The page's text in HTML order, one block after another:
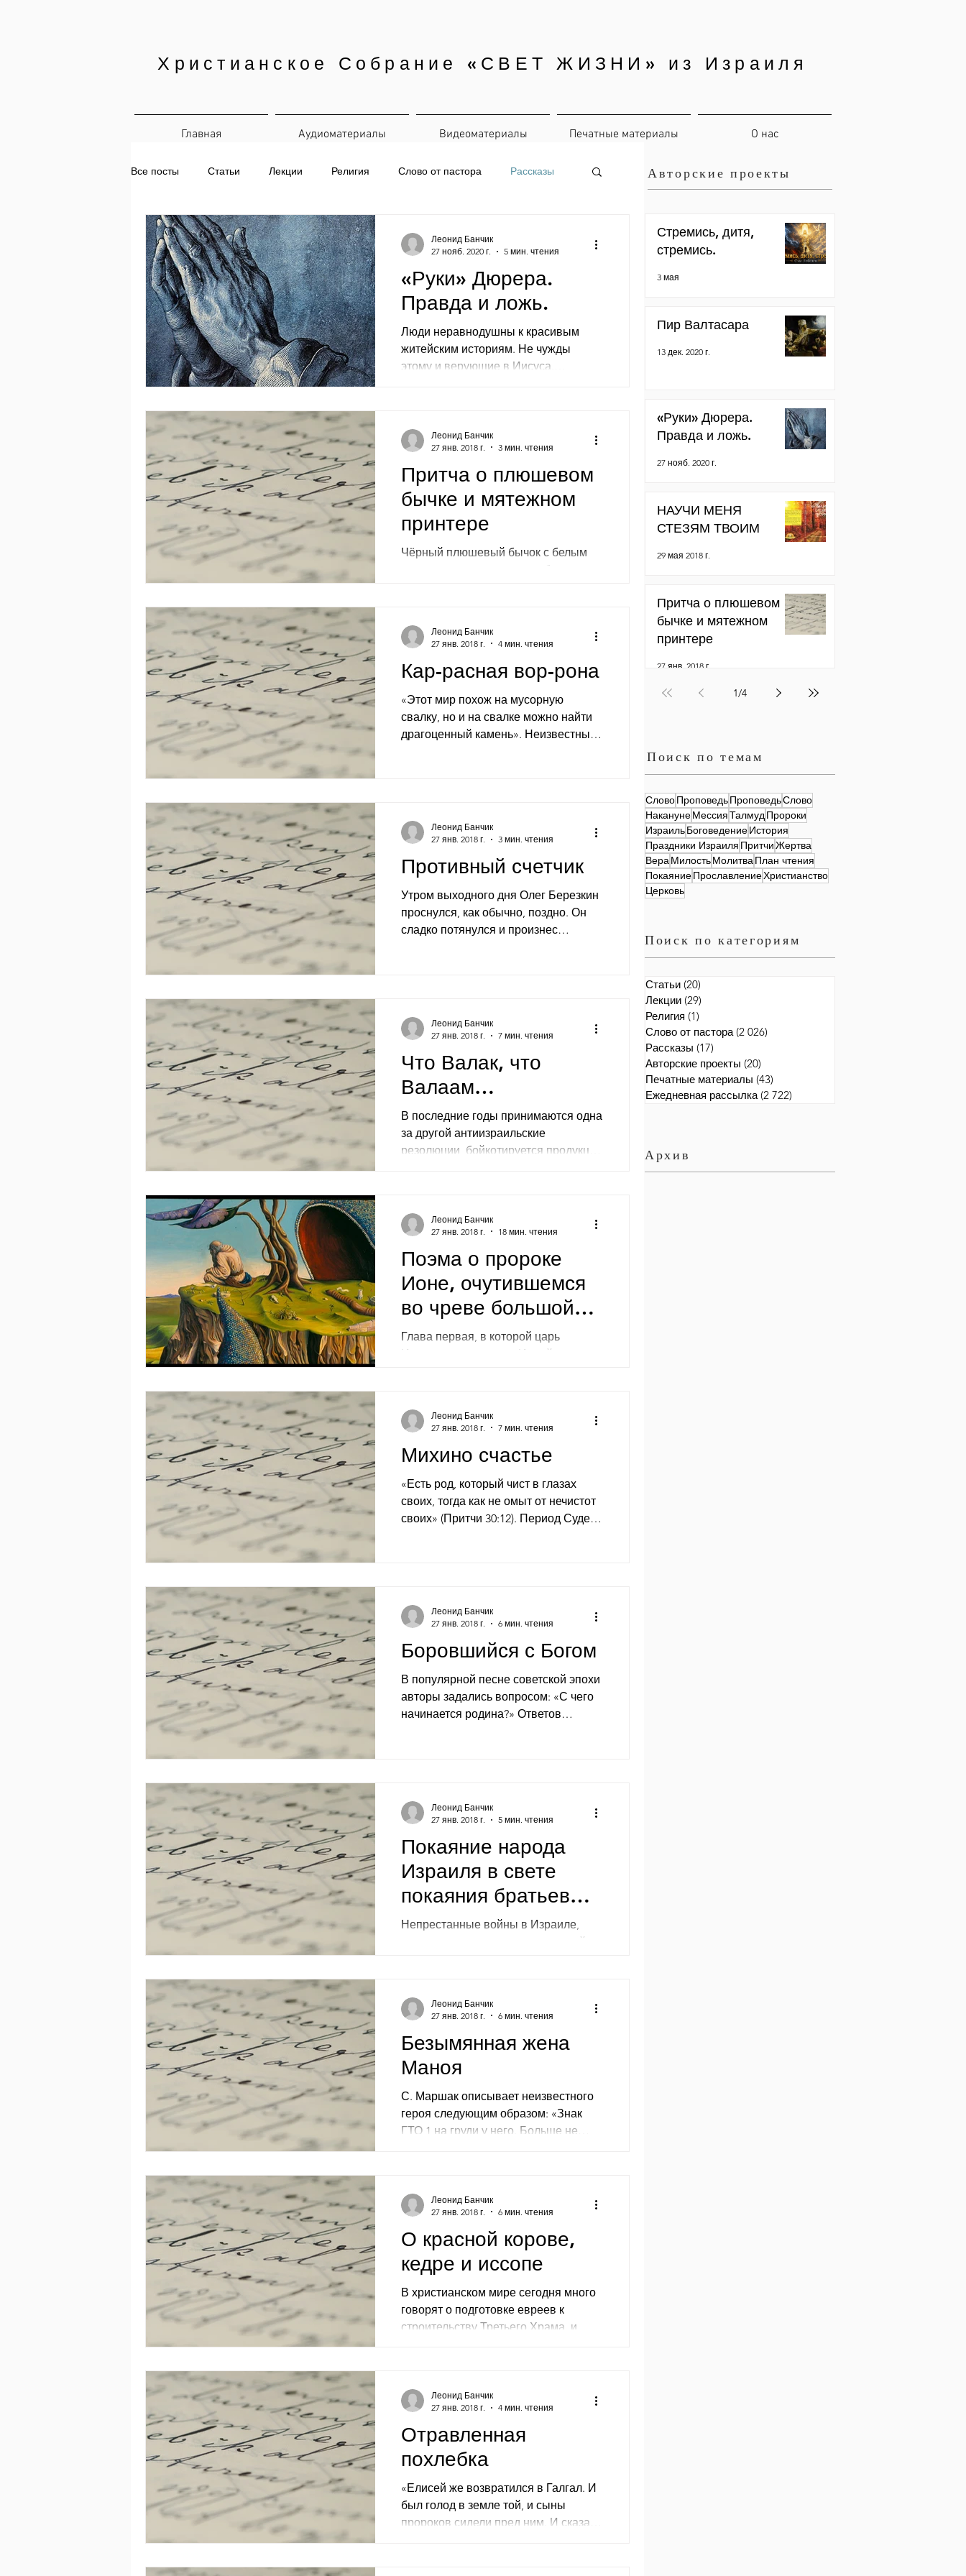
Христианское Собрание «СВЕТ ЖИЗНИ» из Израиля
Главная Аудиоматериалы Видеоматериалы Печатные материалы О нас
Все посты Статьи Лекции Религия Слово от пастора Рассказы
Авторские проекты Печатные материалы
«Руки» Дюрера.
Правда и ложь.
Люди неравнодушны к красивым
житейским историям. Не чужды
этому и верующие в Иисуса.
Леонид Банчик
27 нояб. 2020 г.
5 мин. чтения
Притча о плюшевом
бычке и мятежном
принтере
Чёрный плюшевый бычок с белым
хохолком гордо, словно победитель в
Леонид Банчик
27 янв. 2018 г.
3 мин. чтения
Кар-расная вор-рона
«Этот мир похож на мусорную
свалку, но и на свалке можно найти
драгоценный камень». Неизвестный
Леонид Банчик
27 янв. 2018 г.
4 мин. чтения
Противный счетчик
Утром выходного дня Олег Березкин
проснулся, как обычно, поздно. Он
сладко потянулся и произнес
Леонид Банчик
27 янв. 2018 г.
3 мин. чтения
Что Валак, что
Валаам…
В последние годы принимаются одна
за другой антиизраильские
резолюции, бойкотируется продукция
Леонид Банчик
27 янв. 2018 г.
7 мин. чтения
Поэма о пророке
Ионе, очутившемся
во чреве большой
рыбы, а быть может,
и кита
Глава первая, в которой царь
Израиля посылает за Ионой своего
Леонид Банчик
27 янв. 2018 г.
18 мин. чтения
Михино счастье
«Есть род, который чист в глазах
своих, тогда как не омыт от нечистот
своих» (Притчи 30:12). Период Судей
Леонид Банчик
27 янв. 2018 г.
7 мин. чтения
Боровшийся с Богом
В популярной песне советской эпохи
авторы задались вопросом: «С чего
начинается родина?» Ответов
Леонид Банчик
27 янв. 2018 г.
6 мин. чтения
Покаяние народа
Израиля в свете
покаяния братьев
Иосифа
Непрестанные войны в Израиле,
постоянная угроза начала третьей
Леонид Банчик
27 янв. 2018 г.
5 мин. чтения
Безымянная жена
Маноя
С. Маршак описывает неизвестного
героя следующим образом: «Знак
ГТО 1 на груди у него. Больше не
Леонид Банчик
27 янв. 2018 г.
6 мин. чтения
О красной корове,
кедре и иссопе
В христианском мире сегодня много
говорят о подготовке евреев к
строительству Третьего Храма, и
Леонид Банчик
27 янв. 2018 г.
6 мин. чтения
Отравленная
похлебка
«Елисей же возвратился в Галгал. И
был голод в земле той, и сыны
пророков сидели пред ним. И сказал
Леонид Банчик
27 янв. 2018 г.
4 мин. чтения
Авторские проекты
Стремись, дитя,
стремись.
3 мая
Пир Валтасара
13 дек. 2020 г.
«Руки» Дюрера.
Правда и ложь.
27 нояб. 2020 г.
НАУЧИ МЕНЯ
СТЕЗЯМ ТВОИМ
29 мая 2018 г.
Притча о плюшевом
бычке и мятежном
принтере
27 янв. 2018 г.
1/4
Поиск по темам
СловоПроповедьПроповедьСлово
НаканунеМессияТалмудПророки
ИзраильБоговедениеИстория
Праздники Израиля ПритчиЖертва
ВераМилостьМолитваПлан чтения
ПокаяниеПрославлениеХристианство
Церковь
Поиск по категориям
Статьи (20)
Лекции (29)
Религия (1)
Слово от пастора (2 026)
Рассказы (17)
Авторские проекты (20)
Печатные материалы (43)
Ежедневная рассылка (2 722)
Архив